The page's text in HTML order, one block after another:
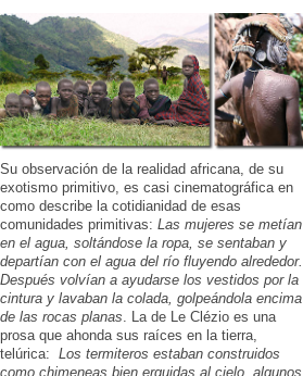
Su observación de la realidad africana, de su
exotismo primitivo, es casi cinematográfica en
como describe la cotidianidad de esas
comunidades primitivas: Las mujeres se metían
en el agua, soltándose la ropa, se sentaban y
departían con el agua del río fluyendo alrededor.
Después volvían a ayudarse los vestidos por la
cintura y lavaban la colada, golpeándola encima
de las rocas planas. La de Le Clézio es una
prosa que ahonda sus raíces en la tierra,
telúrica: Los termiteros estaban construidos
como chimeneas bien erguidas al cielo, algunos